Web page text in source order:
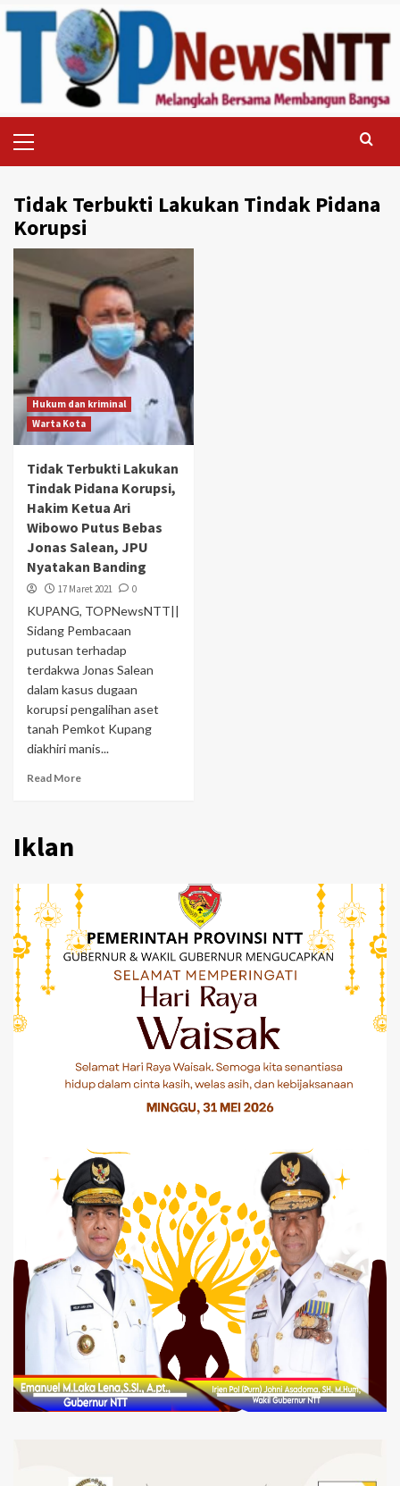
Skip
to
Menu
Tidak Terbukti Lakukan Tindak Pidana
Korupsi
Hukum dan kriminal
Warta Kota
Tidak Terbukti Lakukan
Tindak Pidana Korupsi,
Hakim Ketua Ari
Wibowo Putus Bebas
Jonas Salean, JPU
Nyatakan Banding
17 Maret 2021 0
KUPANG, TOPNewsNTT||
Sidang Pembacaan
putusan terhadap
terdakwa Jonas Salean
dalam kasus dugaan
korupsi pengalihan aset
tanah Pemkot Kupang
diakhiri manis...
Read More
Iklan